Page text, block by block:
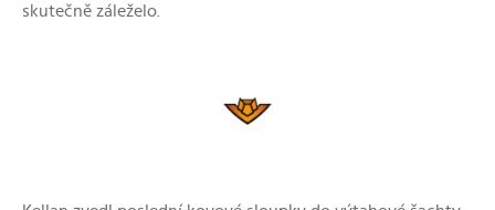
skutečně záleželo.